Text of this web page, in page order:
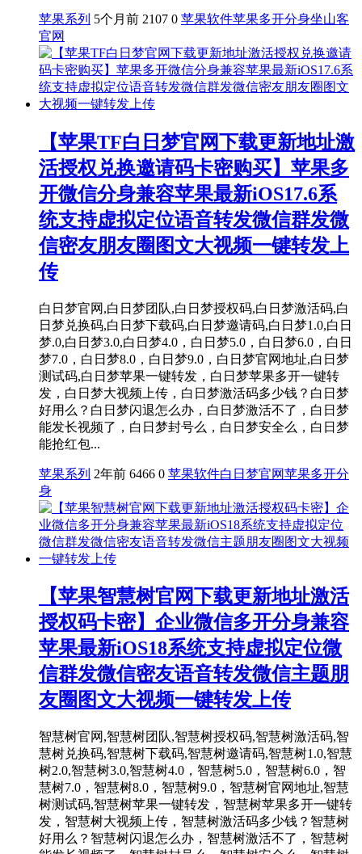
苹果系列 5个月前 2107 0 苹果软件苹果多开分身坐山客
官网
【苹果TF白日梦官网下载更新地址激
活授权兑换邀请码卡密购买】苹果多
开微信分身兼容苹果最新iOS17.6系
统支持虚拟定位语音转发微信群发微
信密友朋友圈图文大视频一键转发上
传
白日梦官网,白日梦团队,白日梦授权码,白日梦激活码,白
日梦兑换码,白日梦下载码,白日梦邀请码,白日梦1.0,白日
梦.0,白日梦3.0,白日梦4.0，白日梦5.0，白日梦6.0，白日
梦7.0，白日梦8.0，白日梦9.0，白日梦官网地址,白日梦
测试码,白日梦苹果一键转发，白日梦苹果多开一键转
发，白日梦大视频上传，白日梦激活码多少钱？白日梦
好用么？白日梦闪退怎么办，白日梦激活不了，白日梦
能发长视频了，白日梦封号么，白日梦安全么，白日梦
能抢红包...
苹果系列 2年前 6466 0 苹果软件白日梦官网苹果多开分
身
【苹果智慧树官网下载更新地址激活
授权码卡密】企业微信多开分身兼容
苹果最新iOS18系统支持虚拟定位微
信群发微信密友语音转发微信主题朋
友圈图文大视频一键转发上传
智慧树官网,智慧树团队,智慧树授权码,智慧树激活码,智
慧树兑换码,智慧树下载码,智慧树邀请码,智慧树1.0,智慧
树2.0,智慧树3.0,智慧树4.0，智慧树5.0，智慧树6.0，智
慧树7.0，智慧树8.0，智慧树9.0，智慧树官网地址,智慧
树测试码,智慧树苹果一键转发，智慧树苹果多开一键转
发，智慧树大视频上传，智慧树激活码多少钱？智慧树
好用么？智慧树闪退怎么办，智慧树激活不了，智慧树